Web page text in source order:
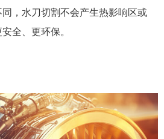
，水刀切割不会产生热影响区或
全、更环保。